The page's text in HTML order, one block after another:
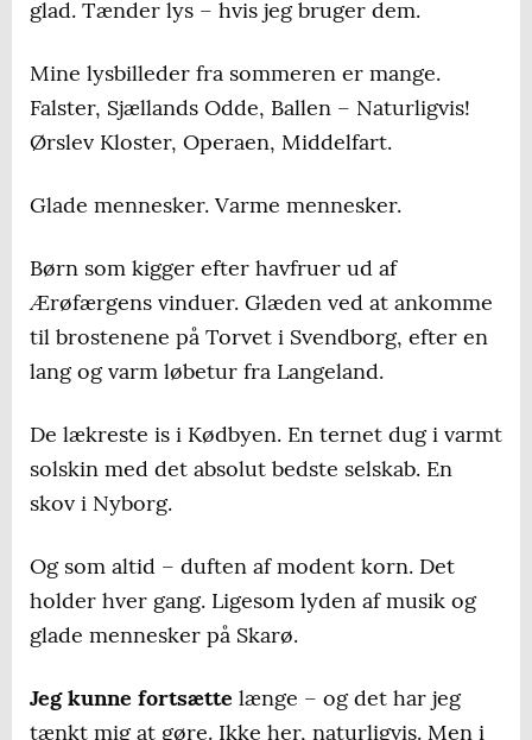
glad. Tænder lys – hvis jeg bruger dem.
Mine lysbilleder fra sommeren er mange.
Falster, Sjællands Odde, Ballen – Naturligvis!
Ørslev Kloster, Operaen, Middelfart.
Glade mennesker. Varme mennesker.
Børn som kigger efter havfruer ud af
Ærøfærgens vinduer. Glæden ved at ankomme
til brostenene på Torvet i Svendborg, efter en
lang og varm løbetur fra Langeland.
De lækreste is i Kødbyen. En ternet dug i varmt
solskin med det absolut bedste selskab. En
skov i Nyborg.
Og som altid – duften af modent korn. Det
holder hver gang. Ligesom lyden af musik og
glade mennesker på Skarø.
Jeg kunne fortsætte længe – og det har jeg
tænkt mig at gøre. Ikke her, naturligvis. Men i